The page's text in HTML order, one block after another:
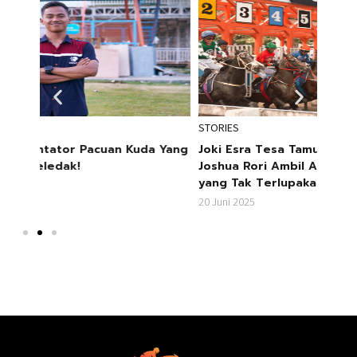
Joki Esra Tesa Tamunu Mundur Mendadak,
Joshua Rori Ambil Alih: Pertaruhan 40 Menit